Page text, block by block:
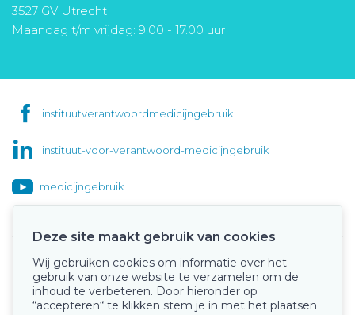
3527 GV Utrecht
Maandag t/m vrijdag: 9.00 - 17.00 uur
instituutverantwoordmedicijngebruik
instituut-voor-verantwoord-medicijngebruik
medicijngebruik
Onze keurmerken
Deze site maakt gebruik van cookies
Wij gebruiken cookies om informatie over het
gebruik van onze website te verzamelen om de
inhoud te verbeteren. Door hieronder op
“accepteren“ te klikken stem je in met het plaatsen